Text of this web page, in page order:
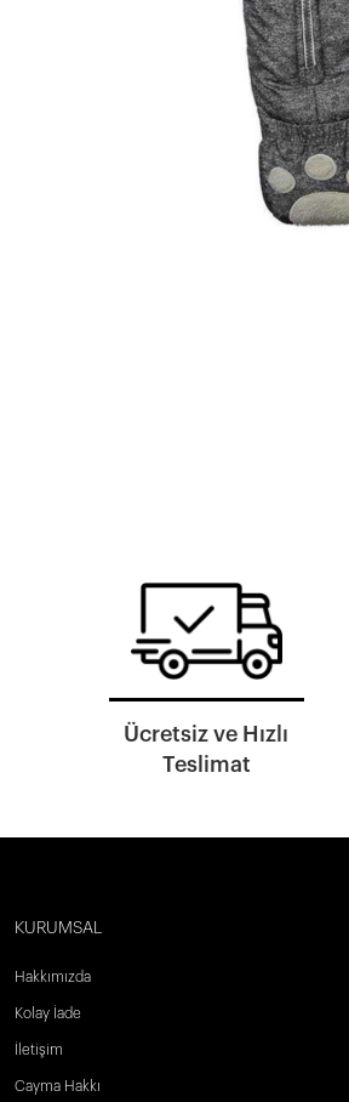
Ücretsiz ve Hızlı
Teslimat
KURUMSAL
Hakkımızda
Kolay İade
İletişim
Cayma Hakkı